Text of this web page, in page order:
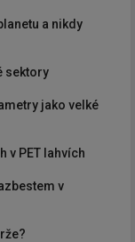
a nikdy
sektory
jako velké
v PET lahvích
v